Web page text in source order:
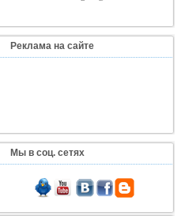
Реклама на сайте
Мы в соц. сетях